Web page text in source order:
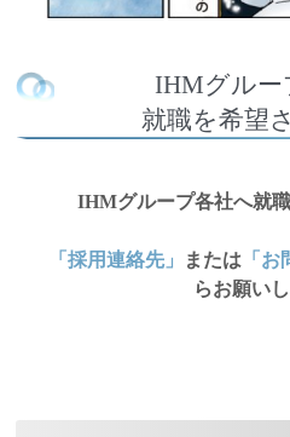
IHMグルー
就職を希望
IHMグループ各社へ就
「採用連絡先」 または 「
らお願いし